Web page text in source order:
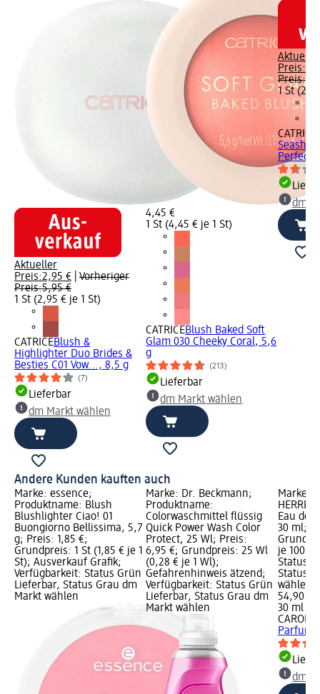
Aktueller
Preis:2,95 €
Vorheriger
Preis:5,95 €
1 St (2,95 € je 1 St)
CATRICEBlush &
Highlighter Duo Brides &
Besties C01 Vow..., 8,5 g
(7)
Lieferbar
dm Markt wählen
4,45 €
1 St (4,45 € je 1 St)
CATRICEBlush Baked Soft
Glam 030 Cheeky Coral, 5,6
g
(213)
Lieferbar
dm Markt wählen
Aktueller
Preis:
Preis:
1 St
CATRICE
Seashell
Perfect,
dm
Andere Kunden kauften auch
Marke: essence;
Produktname: Blush
Blushlighter Ciao! 01
Buongiorno Bellissima, 5,7
g; Preis: 1,85 €;
Grundpreis: 1 St (1,85 € je 1
St); Ausverkauf Grafik;
Verfügbarkeit: Status Grün
Lieferbar, Status Grau dm
Markt wählen
Marke: Dr. Beckmann;
Produktname:
Colorwaschmittel flüssig
Quick Power Wash Color
Protect, 25 Wl; Preis:
6,95 €; Grundpreis: 25 Wl
(0,28 € je 1 Wl);
Gefahrenhinweis ätzend;
Verfügbarkeit: Status Grün
Lieferbar, Status Grau dm
Markt wählen
Marke:
Eau de
30 ml;
je 100
Status
Status
wählen
54,90 €
30 ml
Parfum
dm